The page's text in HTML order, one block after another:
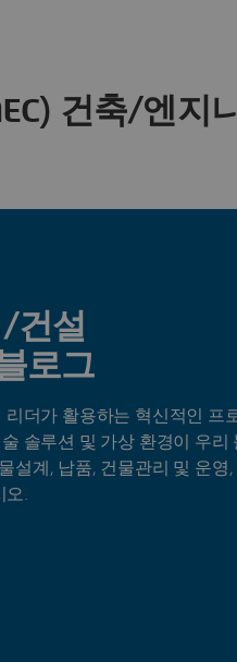
건축/엔지
건설
로그
더가 활용하는 혁신적인 프
솔루션 및 가상 환경이 우리
설계, 납품, 건물관리 및 운영,
.